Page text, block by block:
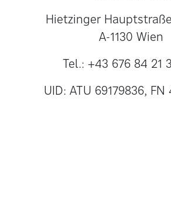
Hietzinger
A-1130 Wien
Tel.: +43 676 84 21
UID: ATU 69179836,